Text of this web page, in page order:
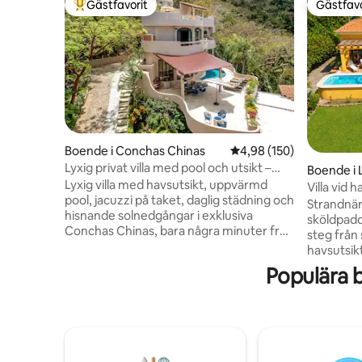
Populär gästfavorit
Gästfavorit
Boende i Conchas Chinas 4,98 av 5 i
4,98 (150)
Lyxig privat villa med pool och utsikt –
Puerto Vallarta
Lyxig villa med havsutsikt, uppvärmd
pool, jacuzzi på taket, daglig städning och
hisnande solnedgångar i exklusiva
Conchas Chinas, bara några minuter från
enkelsängar och 6,5 badrum. Eldstads-
utsikt över havet och djungeln. Perfekt
Boende i
Villa vid
Tortugas
steg från
släppas
under
Populära